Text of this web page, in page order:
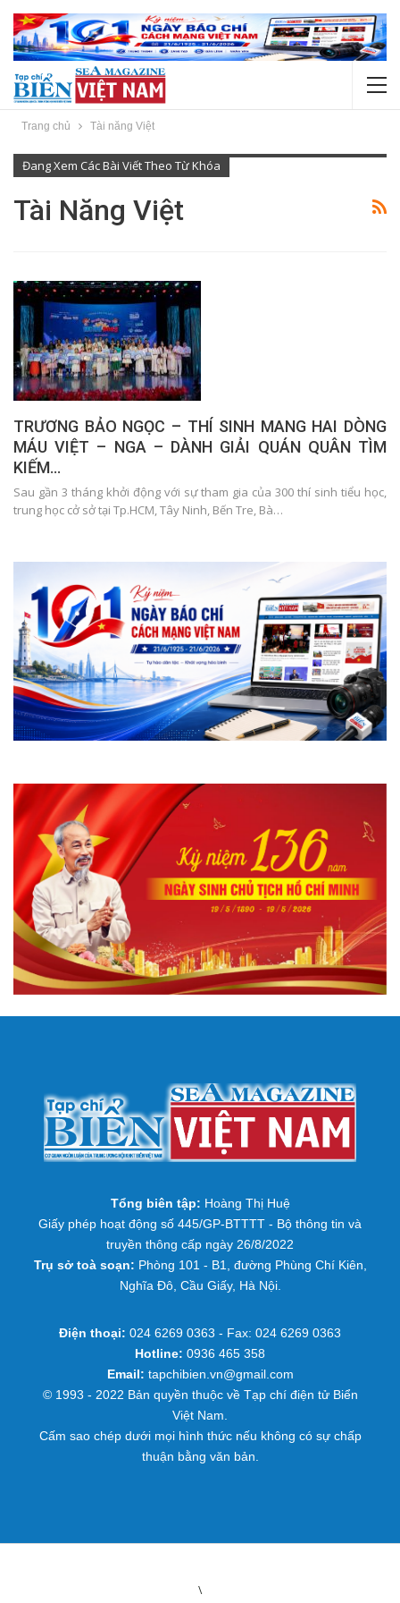
Trang chủ Tài năng Việt
Đang Xem Các Bài Viết Theo Từ Khóa
Tài Năng Việt
TRƯƠNG BẢO NGỌC – THÍ SINH MANG HAI DÒNG
MÁU VIỆT – NGA – DÀNH GIẢI QUÁN QUÂN TÌM
KIẾM…
Sau gần 3 tháng khởi động với sự tham gia của 300 thí sinh tiểu học,
trung học cở sở tại Tp.HCM, Tây Ninh, Bến Tre, Bà…
Tổng biên tập: Hoàng Thị Huệ
Giấy phép hoạt động số 445/GP-BTTTT - Bộ thông tin và
truyền thông cấp ngày 26/8/2022
Trụ sở toà soạn: Phòng 101 - B1, đường Phùng Chí Kiên,
Nghĩa Đô, Cầu Giấy, Hà Nội.
Điện thoại: 024 6269 0363 - Fax: 024 6269 0363
Hotline: 0936 465 358
Email: tapchibien.vn@gmail.com
© 1993 - 2022 Bản quyền thuộc về Tạp chí điện tử Biển
Việt Nam.
Cấm sao chép dưới mọi hình thức nếu không có sự chấp
thuận bằng văn bản.
\